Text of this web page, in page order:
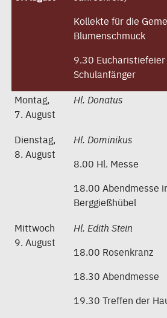
Kollekte für die
Blumenschmuck
9.30
Schulanfänger
Montag,
7. August
Hl. Donatus
Dienstag,
8. August
Hl. Dominikus
8.00 Hl. Messe
18.00 Abendmesse
Berggießhübel
Mittwoch
9. August
Hl. Edith Stein
18.00 Rosenkranz
18.30 Abendmesse
19.30 Treffen der